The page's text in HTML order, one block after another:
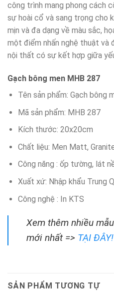
công trình mang phong cách
sự hoài cổ và sang trọng cho
mịn và đa dạng về màu sắc,
một điểm nhấn nghệ thuật và
nội thất có sự kết hợp giữa
Gạch bông men MHB 287
Tên sản phẩm: Gạch bông
Mã sản phẩm: MHB 287
Kích thước: 20x20cm
Chất liệu: Men Matt,
Công năng : ốp tường, lát
Xuất xứ: Nhập khẩu Trung
Công nghệ : In KTS
Xem thêm nhiều
mới nhất => TẠI ĐÂY!
SẢN PHẨM TƯƠNG TỰ